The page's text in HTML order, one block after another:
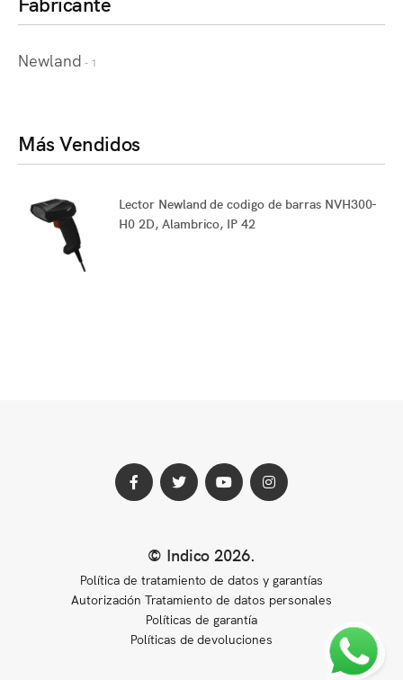
Newland - 1
Más Vendidos
Lector Newland de codigo de barras NVH300-
H0 2D, Alambrico, IP 42
de
Facebook
de
Twitter
de
YoutubeInstagram
© Indico 2026.
Política de tratamiento de datos y garantías
Autorización Tratamiento de datos personales
Políticas de garantía
Políticas de devoluciones